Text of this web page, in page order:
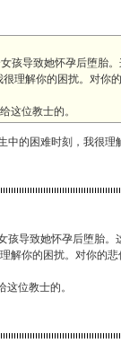
孩导致她怀孕后堕胎
理解你的困扰。对你
这位教士的。
中的困难时刻，我很
导致她怀孕后堕胎。
解你的困扰。对你的悲
位教士的。